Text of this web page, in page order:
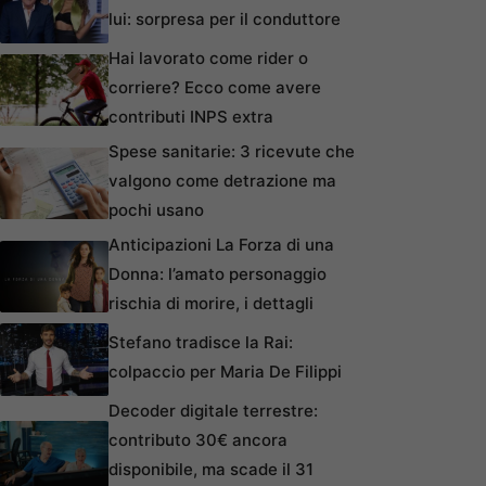
lui: sorpresa per il conduttore
Hai lavorato come rider o
corriere? Ecco come avere
contributi INPS extra
Spese sanitarie: 3 ricevute che
valgono come detrazione ma
pochi usano
Anticipazioni La Forza di una
Donna: l’amato personaggio
rischia di morire, i dettagli
Stefano tradisce la Rai:
colpaccio per Maria De Filippi
Decoder digitale terrestre:
contributo 30€ ancora
disponibile, ma scade il 31